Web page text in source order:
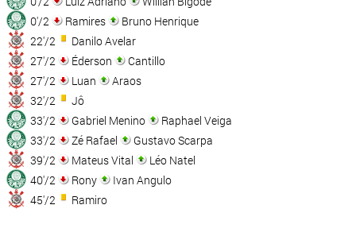
0'/2
Ramires
Bruno Henrique
22'/2
Danilo Avelar
27'/2
Éderson
Cantillo
27'/2
Luan
Araos
32'/2
Jô
33'/2
Gabriel Menino
Raphael Veiga
33'/2
Zé Rafael
Gustavo Scarpa
39'/2
Mateus Vital
Léo Natel
40'/2
Rony
Ivan Angulo
45'/2
Ramiro